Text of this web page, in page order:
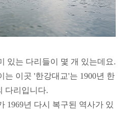
있는 다리들이 몇 개 있는데요.
는 이곳 '한강대교'는 1900년 한
다리입니다.
1969년 다시 복구된 역사가 있